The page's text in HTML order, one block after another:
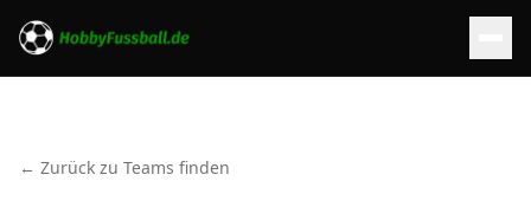
← Zurück zu Teams finden